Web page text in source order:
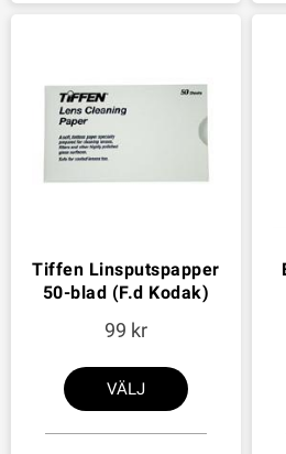
Tiffen Linsputspapper
50-blad (F.d Kodak)
99
VÄLJ